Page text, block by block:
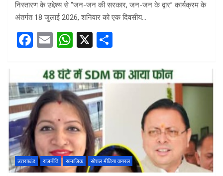
निस्तारण के उद्देश्य से “जन-जन की सरकार, जन-जन के द्वार” कार्यक्रम के
अंतर्गत 18 जुलाई 2026, शनिवार को एक दिवसीय…
F
ce
b
o
o
k
E
ail
W
at
s
A
p
p
X
ar
e
उत्तराखंड राजनीति सामाजिक सोशल मीडिया वायरल